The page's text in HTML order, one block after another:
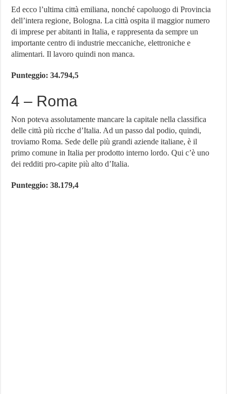
Ed ecco l’ultima città emiliana, nonché capoluogo di Provincia
dell’intera regione, Bologna. La città ospita il maggior numero
di imprese per abitanti in Italia, e rappresenta da sempre un
importante centro di industrie meccaniche, elettroniche e
alimentari. Il lavoro quindi non manca.
Punteggio: 34.794,5
4 – Roma
Non poteva assolutamente mancare la capitale nella classifica
delle città più ricche d’Italia. Ad un passo dal podio, quindi,
troviamo Roma. Sede delle più grandi aziende italiane, è il
primo comune in Italia per prodotto interno lordo. Qui c’è uno
dei redditi pro-capite più alto d’Italia.
Punteggio: 38.179,4